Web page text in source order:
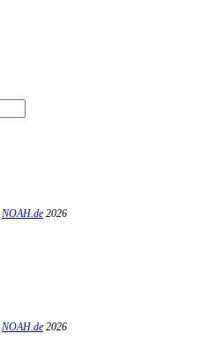
NOAH.de 2026
NOAH.de 2026